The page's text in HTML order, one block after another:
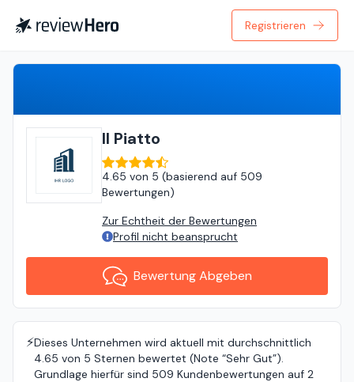
Registrieren
Il Piatto
4.65 von 5 (basierend auf 509
Bewertungen)
Zur Echtheit der Bewertungen
Profil nicht beansprucht
Bewertung Abgeben
⚡️Dieses Unternehmen wird aktuell mit durchschnittlich
4.65 von 5 Sternen bewertet (Note “Sehr Gut”).
Grundlage hierfür sind 509 Kundenbewertungen auf 2